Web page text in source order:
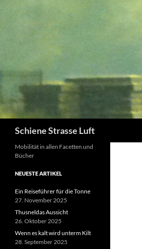
Schiene Strasse Luft
Mobilität in allen Facetten und
Bücher
NEUESTE ARTIKEL
Ein Reiseführer für die Tonne
27. November 2025
Thusneldas Aussicht
26. Oktober 2025
Wenn es kalt wird unterm Kilt
28. September 2025